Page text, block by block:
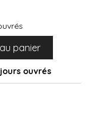
panier
ouvrés